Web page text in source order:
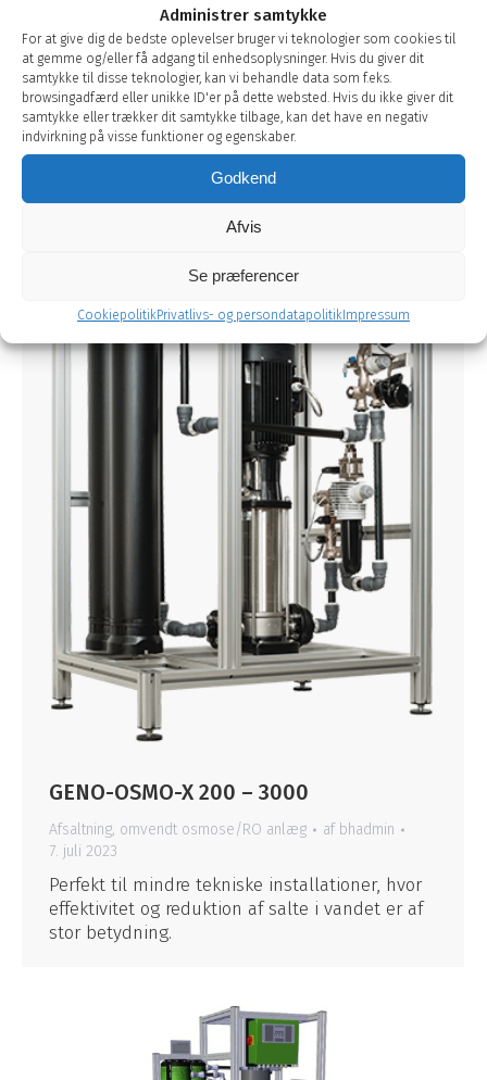
Administrer samtykke
For at give dig de bedste oplevelser bruger vi teknologier som cookies til
at gemme og/eller få adgang til enhedsoplysninger. Hvis du giver dit
samtykke til disse teknologier, kan vi behandle data som f.eks.
browsingadfærd eller unikke ID'er på dette websted. Hvis du ikke giver dit
samtykke eller trækker dit samtykke tilbage, kan det have en negativ
indvirkning på visse funktioner og egenskaber.
Godkend
Afvis
Se præferencer
CookiepolitikPrivatlivs- og persondatapolitikImpressum
i store mængder.
GENO-OSMO-X 200 – 3000
Afsaltning, omvendt osmose/RO anlæg af bhadmin
7. juli 2023
Perfekt til mindre tekniske installationer, hvor
effektivitet og reduktion af salte i vandet er af
stor betydning.